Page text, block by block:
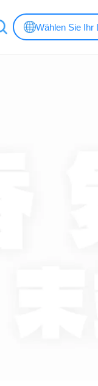
Wählen Sie Ihr